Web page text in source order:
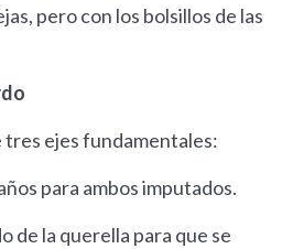
pero con los bolsillos de las
tres ejes fundamentales:
para ambos imputados.
de la querella para que se